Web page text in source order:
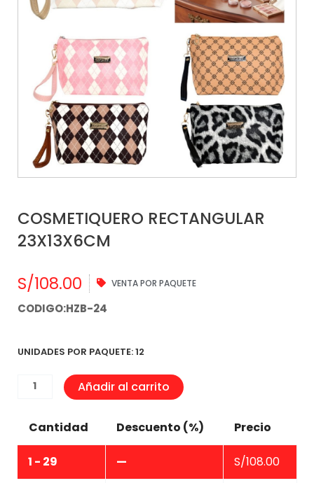
COSMETIQUERO RECTANGULAR
23X13X6CM
S/108.00 VENTA POR PAQUETE
CODIGO:HZB-24
UNIDADES POR PAQUETE: 12
COSMETIQUERO
RECTANGULAR
23X13X6CM
Añadir al carrito
Cantidad Descuento (%) Precio
1 - 29 — S/108.00